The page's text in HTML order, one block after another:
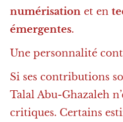
numérisation et en
émergentes.
Une personnalité
Si ses contributions
Talal Abu-Ghazaleh
critiques. Certains